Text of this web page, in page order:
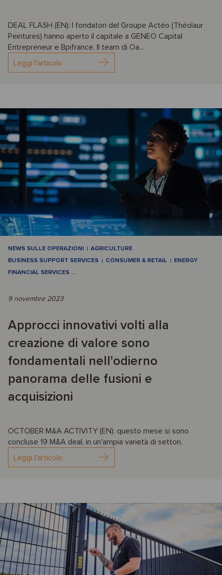
DEAL FLASH (EN): I fondatori del Groupe Actéo (Théolaur
Peintures) hanno aperto il capitale a GENEO Capital
Entrepreneur e Bpifrance. Il team di Oa...
Leggi l'articolo
NEWS SULLE OPERAZIONI
AGRICULTURE
BUSINESS SUPPORT SERVICES
CONSUMER & RETAIL
ENERGY
FINANCIAL SERVICES …
9 novembre 2023
Approcci innovativi volti alla
creazione di valore sono
fondamentali nell'odierno
panorama delle fusioni e
acquisizioni
OCTOBER M&A ACTIVITY (EN): questo mese si sono
concluse 19 M&A deal, in un'ampia varietà di settori.
Leggi l'articolo